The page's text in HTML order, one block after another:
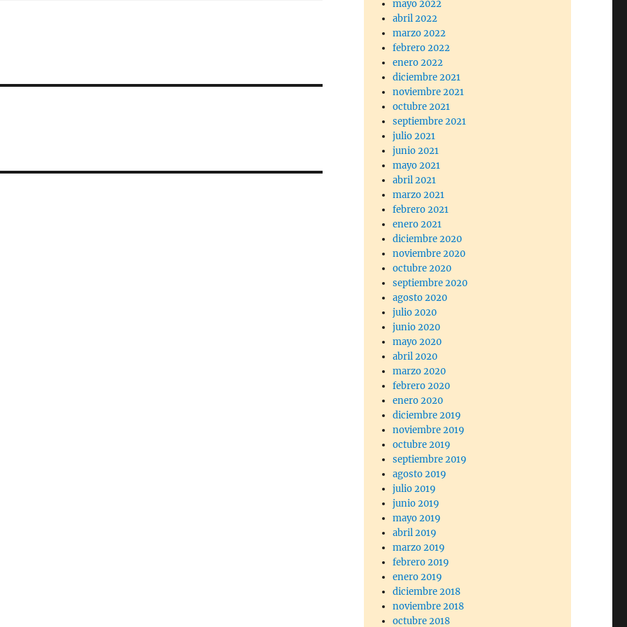
mayo 2022
abril 2022
marzo 2022
febrero 2022
enero 2022
diciembre 2021
noviembre 2021
octubre 2021
septiembre 2021
julio 2021
junio 2021
mayo 2021
abril 2021
marzo 2021
febrero 2021
enero 2021
diciembre 2020
noviembre 2020
octubre 2020
septiembre 2020
agosto 2020
julio 2020
junio 2020
mayo 2020
abril 2020
marzo 2020
febrero 2020
enero 2020
diciembre 2019
noviembre 2019
octubre 2019
septiembre 2019
agosto 2019
julio 2019
junio 2019
mayo 2019
abril 2019
marzo 2019
febrero 2019
enero 2019
diciembre 2018
noviembre 2018
octubre 2018